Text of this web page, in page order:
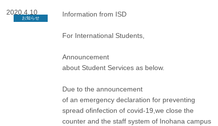
2020.4.10
お知らせ Information from ISD
For International Students,
Announcement
about Student Services as below.
Due to the announcement
of an emergency declaration for preventing
spread ofinfection of covid-19,we close the
counter and the staff system of Inohana campus